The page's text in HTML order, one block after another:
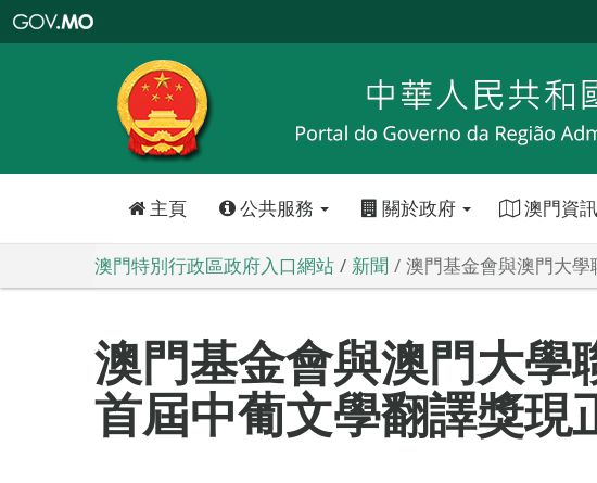
特
政
區
政
口
主頁 公共服務 關於政府 澳門資訊
澳門特別行政區政府入口網站 新聞 澳門基金會與澳門大
澳門基金會與澳門大學
首屆中葡文學翻譯獎現